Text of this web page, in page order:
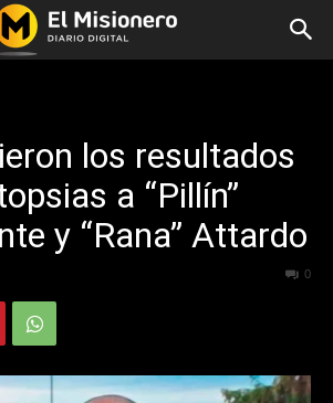
los resultados
a “Pillín”
y “Rana” Attardo
0